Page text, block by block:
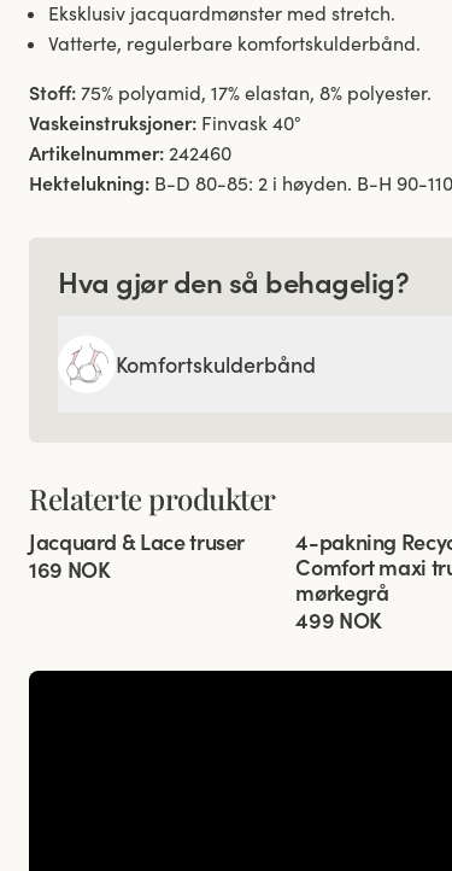
Eksklusiv jacquardmønster med stretch.
Vatterte, regulerbare komfortskulderbånd.
Stoff: 75% polyamid, 17% elastan, 8% polyester.
Vaskeinstruksjoner: Finvask 40°
Artikelnummer: 242460
Hektelukning: B-D 80-85: 2 i høyden. B-H 90-
Hva gjør den så behagelig?
Komfortskulderbånd
Relaterte produkter
Viewing image 1 of 3
4 for 3
Jacquard & Lace truser
169 NOK
Viewing image 1 of
4-pakning
Comfort maxi
mørkegrå
499 NOK